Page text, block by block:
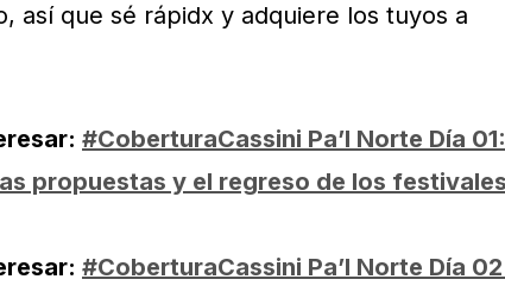
así que sé rápidx y adquiere los tuyos a
#CoberturaCassini Pa’l Norte Día 01:
propuestas y el regreso de los
#CoberturaCassini Pa’l Norte Día